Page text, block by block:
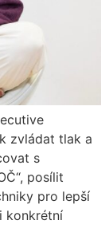
zvládat tlak a
s
posílit
pro lepší
konkrétní